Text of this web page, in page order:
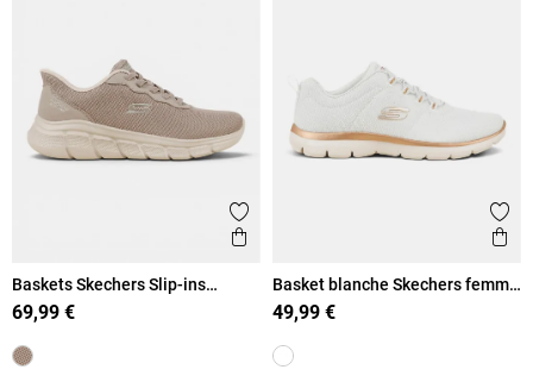
Ajouter aux favoris
Aperçu rapide
Baskets Skechers Slip-ins
femme (36-41)
69,99 €
Basket blanche Skechers femme
(36-41)
49,99 €